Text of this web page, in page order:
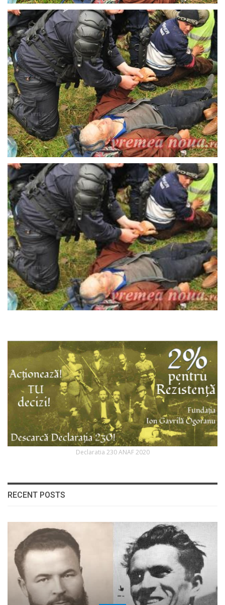
Declaratia 230 ANAF 2020
RECENT POSTS